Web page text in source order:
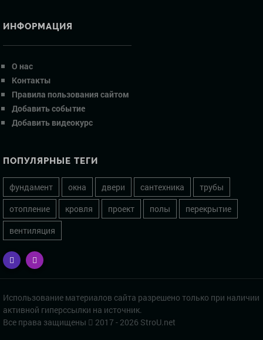
ИНФОРМАЦИЯ
О нас
Контакты
Правила пользования сайтом
Добавить событие
Добавить видеокурс
ПОПУЛЯРНЫЕ ТЕГИ
фундамент окна двери сантехника
трубы
отопление
кровля проект полы
перекрытие
вентиляция
Использование материалов сайта разрешено только при наличии
активной гиперссылки на источник.
Все права защищены
2017 - 2026 StroU.net